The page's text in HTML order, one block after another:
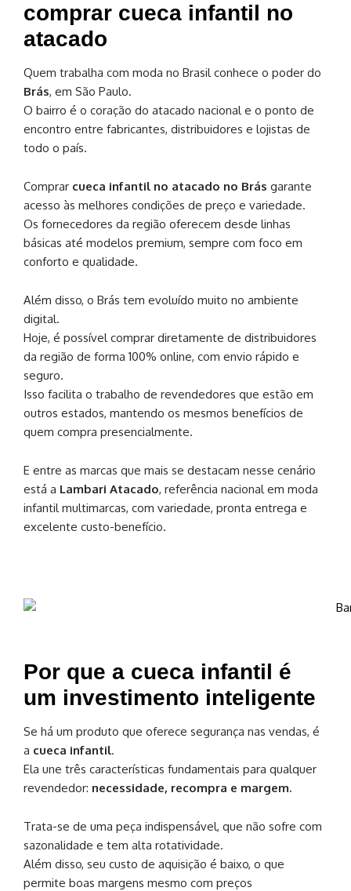
comprar cueca infantil no
atacado
Quem trabalha com moda no Brasil conhece o poder do
Brás, em São Paulo.
O bairro é o coração do atacado nacional e o ponto de
encontro entre fabricantes, distribuidores e lojistas de
todo o país.
Comprar cueca infantil no atacado no Brás garante
acesso às melhores condições de preço e variedade.
Os fornecedores da região oferecem desde linhas
básicas até modelos premium, sempre com foco em
conforto e qualidade.
Além disso, o Brás tem evoluído muito no ambiente
digital.
Hoje, é possível comprar diretamente de distribuidores
da região de forma 100% online, com envio rápido e
seguro.
Isso facilita o trabalho de revendedores que estão em
outros estados, mantendo os mesmos benefícios de
quem compra presencialmente.
E entre as marcas que mais se destacam nesse cenário
está a Lambari Atacado, referência nacional em moda
infantil multimarcas, com variedade, pronta entrega e
excelente custo-benefício.
Por que a cueca infantil é
um investimento inteligente
Se há um produto que oferece segurança nas vendas, é
a cueca infantil.
Ela une três características fundamentais para qualquer
revendedor: necessidade, recompra e margem.
Trata-se de uma peça indispensável, que não sofre com
sazonalidade e tem alta rotatividade.
Além disso, seu custo de aquisição é baixo, o que
permite boas margens mesmo com preços